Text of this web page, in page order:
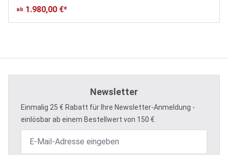
ab 1.980,00 €*
Newsletter
Einmalig 25 € Rabatt für Ihre Newsletter-Anmeldung -
einlösbar ab einem Bestellwert von 150 €